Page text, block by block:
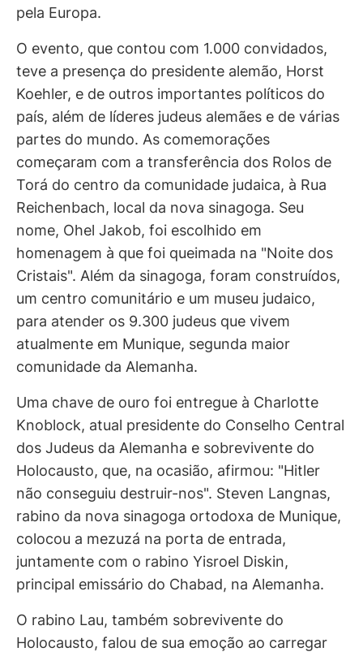
pela Europa.
O evento, que contou com 1.000 convidados,
teve a presença do presidente alemão, Horst
Koehler, e de outros importantes políticos do
país, além de líderes judeus alemães e de várias
partes do mundo. As comemorações
começaram com a transferência dos Rolos de
Torá do centro da comunidade judaica, à Rua
Reichenbach, local da nova sinagoga. Seu
nome, Ohel Jakob, foi escolhido em
homenagem à que foi queimada na "Noite dos
Cristais". Além da sinagoga, foram construídos,
um centro comunitário e um museu judaico,
para atender os 9.300 judeus que vivem
atualmente em Munique, segunda maior
comunidade da Alemanha.
Uma chave de ouro foi entregue à Charlotte
Knoblock, atual presidente do Conselho Central
dos Judeus da Alemanha e sobrevivente do
Holocausto, que, na ocasião, afirmou: "Hitler
não conseguiu destruir-nos". Steven Langnas,
rabino da nova sinagoga ortodoxa de Munique,
colocou a mezuzá na porta de entrada,
juntamente com o rabino Yisroel Diskin,
principal emissário do Chabad, na Alemanha.
O rabino Lau, também sobrevivente do
Holocausto, falou de sua emoção ao carregar